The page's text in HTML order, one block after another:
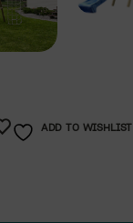
ADD TO WISHLIST